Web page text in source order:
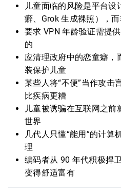
儿童面临的风险是平台
癖、Grok 生成裸照），而
要求 VPN 年龄验证需提
的
应清理政府中的恋童癖，
装保护儿童
某些人将“不便”当作攻击
比疾病更糟
儿童被诱骗在互联网之
世界
几代人只懂“能用”的计算
理
编码者从 90 年代积极捍
变得舒适富有